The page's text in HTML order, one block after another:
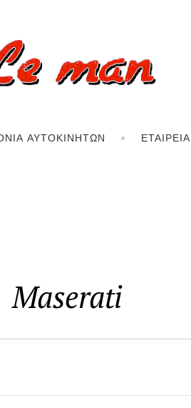
ΑΥΤΟΚΙΝΉΤΩΝ ΕΤΑΙΡΕΊΑ
Maserati